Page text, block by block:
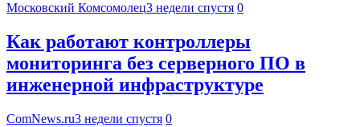
Московский Комсомолец3 недели спустя 0
Как работают контроллеры
мониторинга без серверного ПО в
инженерной инфраструктуре
ComNews.ru3 недели спустя 0